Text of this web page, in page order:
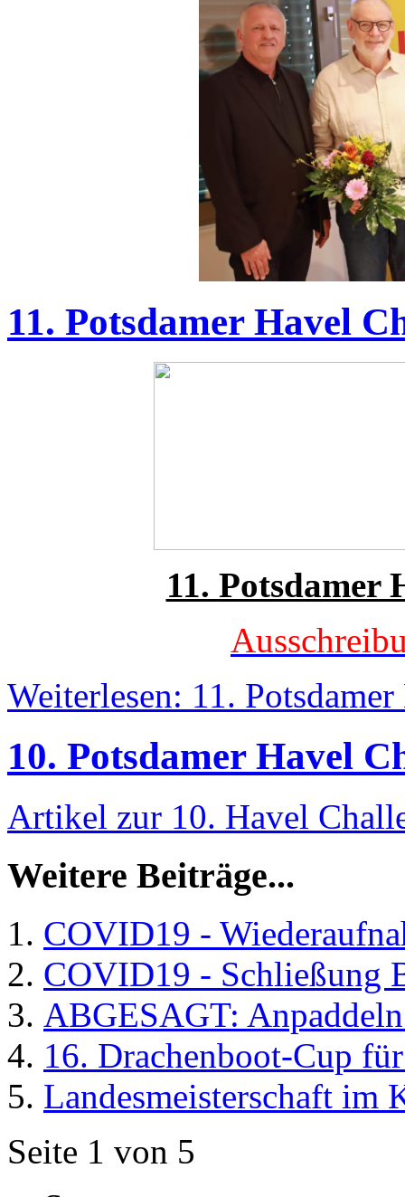
11. Potsdamer Havel
11. Potsdamer
Weiterlesen: 11.
10. Potsdamer Havel
Artikel zur 10. Havel
Weitere Beiträge...
COVID19 -
COVID19 - Schließung
ABGESAGT:
16. Drachenboot-Cup
Landesmeisterschaft im
Seite 1 von 5